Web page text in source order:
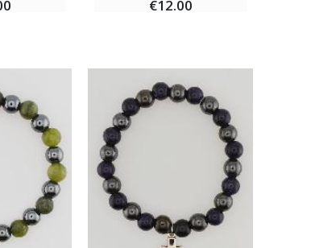
€4.90
€12.00